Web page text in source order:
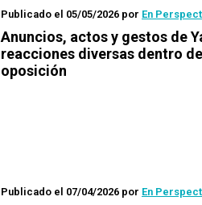
Publicado el 05/05/2026 por En
Anuncios, actos y gestos de
reacciones diversas dentro
oposición
Publicado el 07/04/2026 por En